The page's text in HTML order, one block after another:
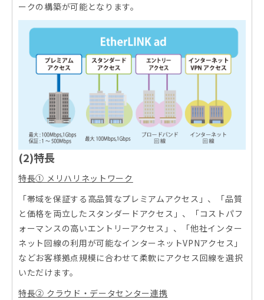
ークの構築が可能となります。
(2)特長
特長① メリハリネットワーク
「帯域を保証する高品質なプレミアムアクセス」、「品質
と価格を両立したスタンダードアクセス」、「コストパフ
ォーマンスの高いエントリーアクセス」、「他社インター
ネット回線の利用が可能なインターネットVPNアクセス」
などお客様拠点規模に合わせて柔軟にアクセス回線を選択
いただけます。
特長② クラウド・データセンター連携